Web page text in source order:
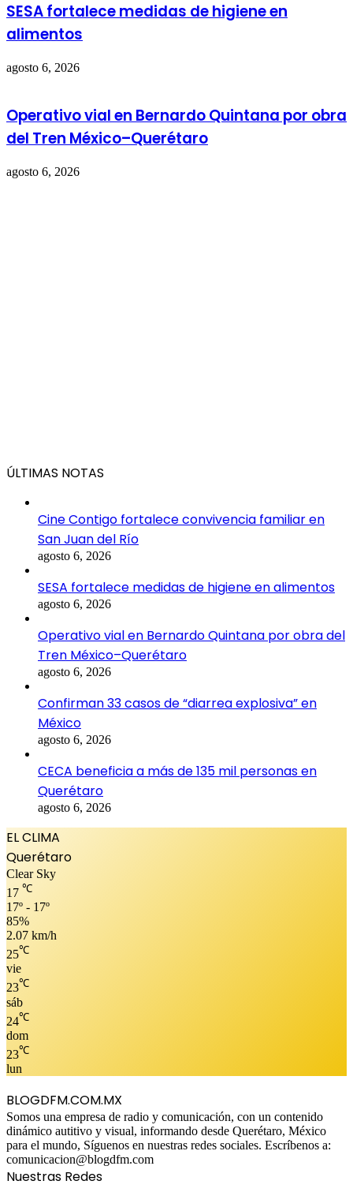
SESA fortalece medidas de higiene en
alimentos
agosto 6, 2026
Operativo vial en Bernardo Quintana por obra
del Tren México–Querétaro
agosto 6, 2026
ÚLTIMAS NOTAS
Cine Contigo fortalece convivencia familiar en
San Juan del Río
agosto 6, 2026
SESA fortalece medidas de higiene en alimentos
agosto 6, 2026
Operativo vial en Bernardo Quintana por obra del
Tren México–Querétaro
agosto 6, 2026
Confirman 33 casos de “diarrea explosiva” en
México
agosto 6, 2026
CECA beneficia a más de 135 mil personas en
Querétaro
agosto 6, 2026
EL CLIMA
Querétaro
Clear Sky
17 ℃
17º - 17º
85%
2.07 km/h
25℃
vie
23℃
sáb
24℃
dom
23℃
lun
BLOGDFM.COM.MX
Somos una empresa de radio y comunicación, con un contenido
dinámico autitivo y visual, informando desde Querétaro, México
para el mundo, Síguenos en nuestras redes sociales. Escríbenos a:
comunicacion@blogdfm.com
Nuestras Redes